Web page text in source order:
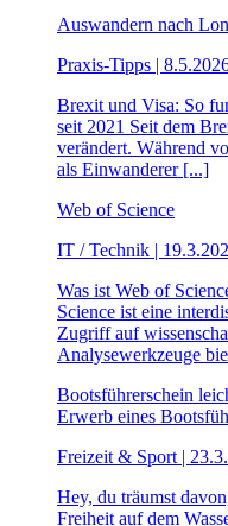
Auswandern nach
Praxis-Tipps |
Brexit und Visa: So
seit 2021 Seit dem
verändert. Während
als Einwanderer [...]
Web of Science
IT / Technik |
Was ist Web of
Science ist eine
Zugriff auf
Analysewerkzeuge
Bootsführerschein
Erwerb eines
Freizeit & Sport |
Hey, du träumst
Freiheit auf dem